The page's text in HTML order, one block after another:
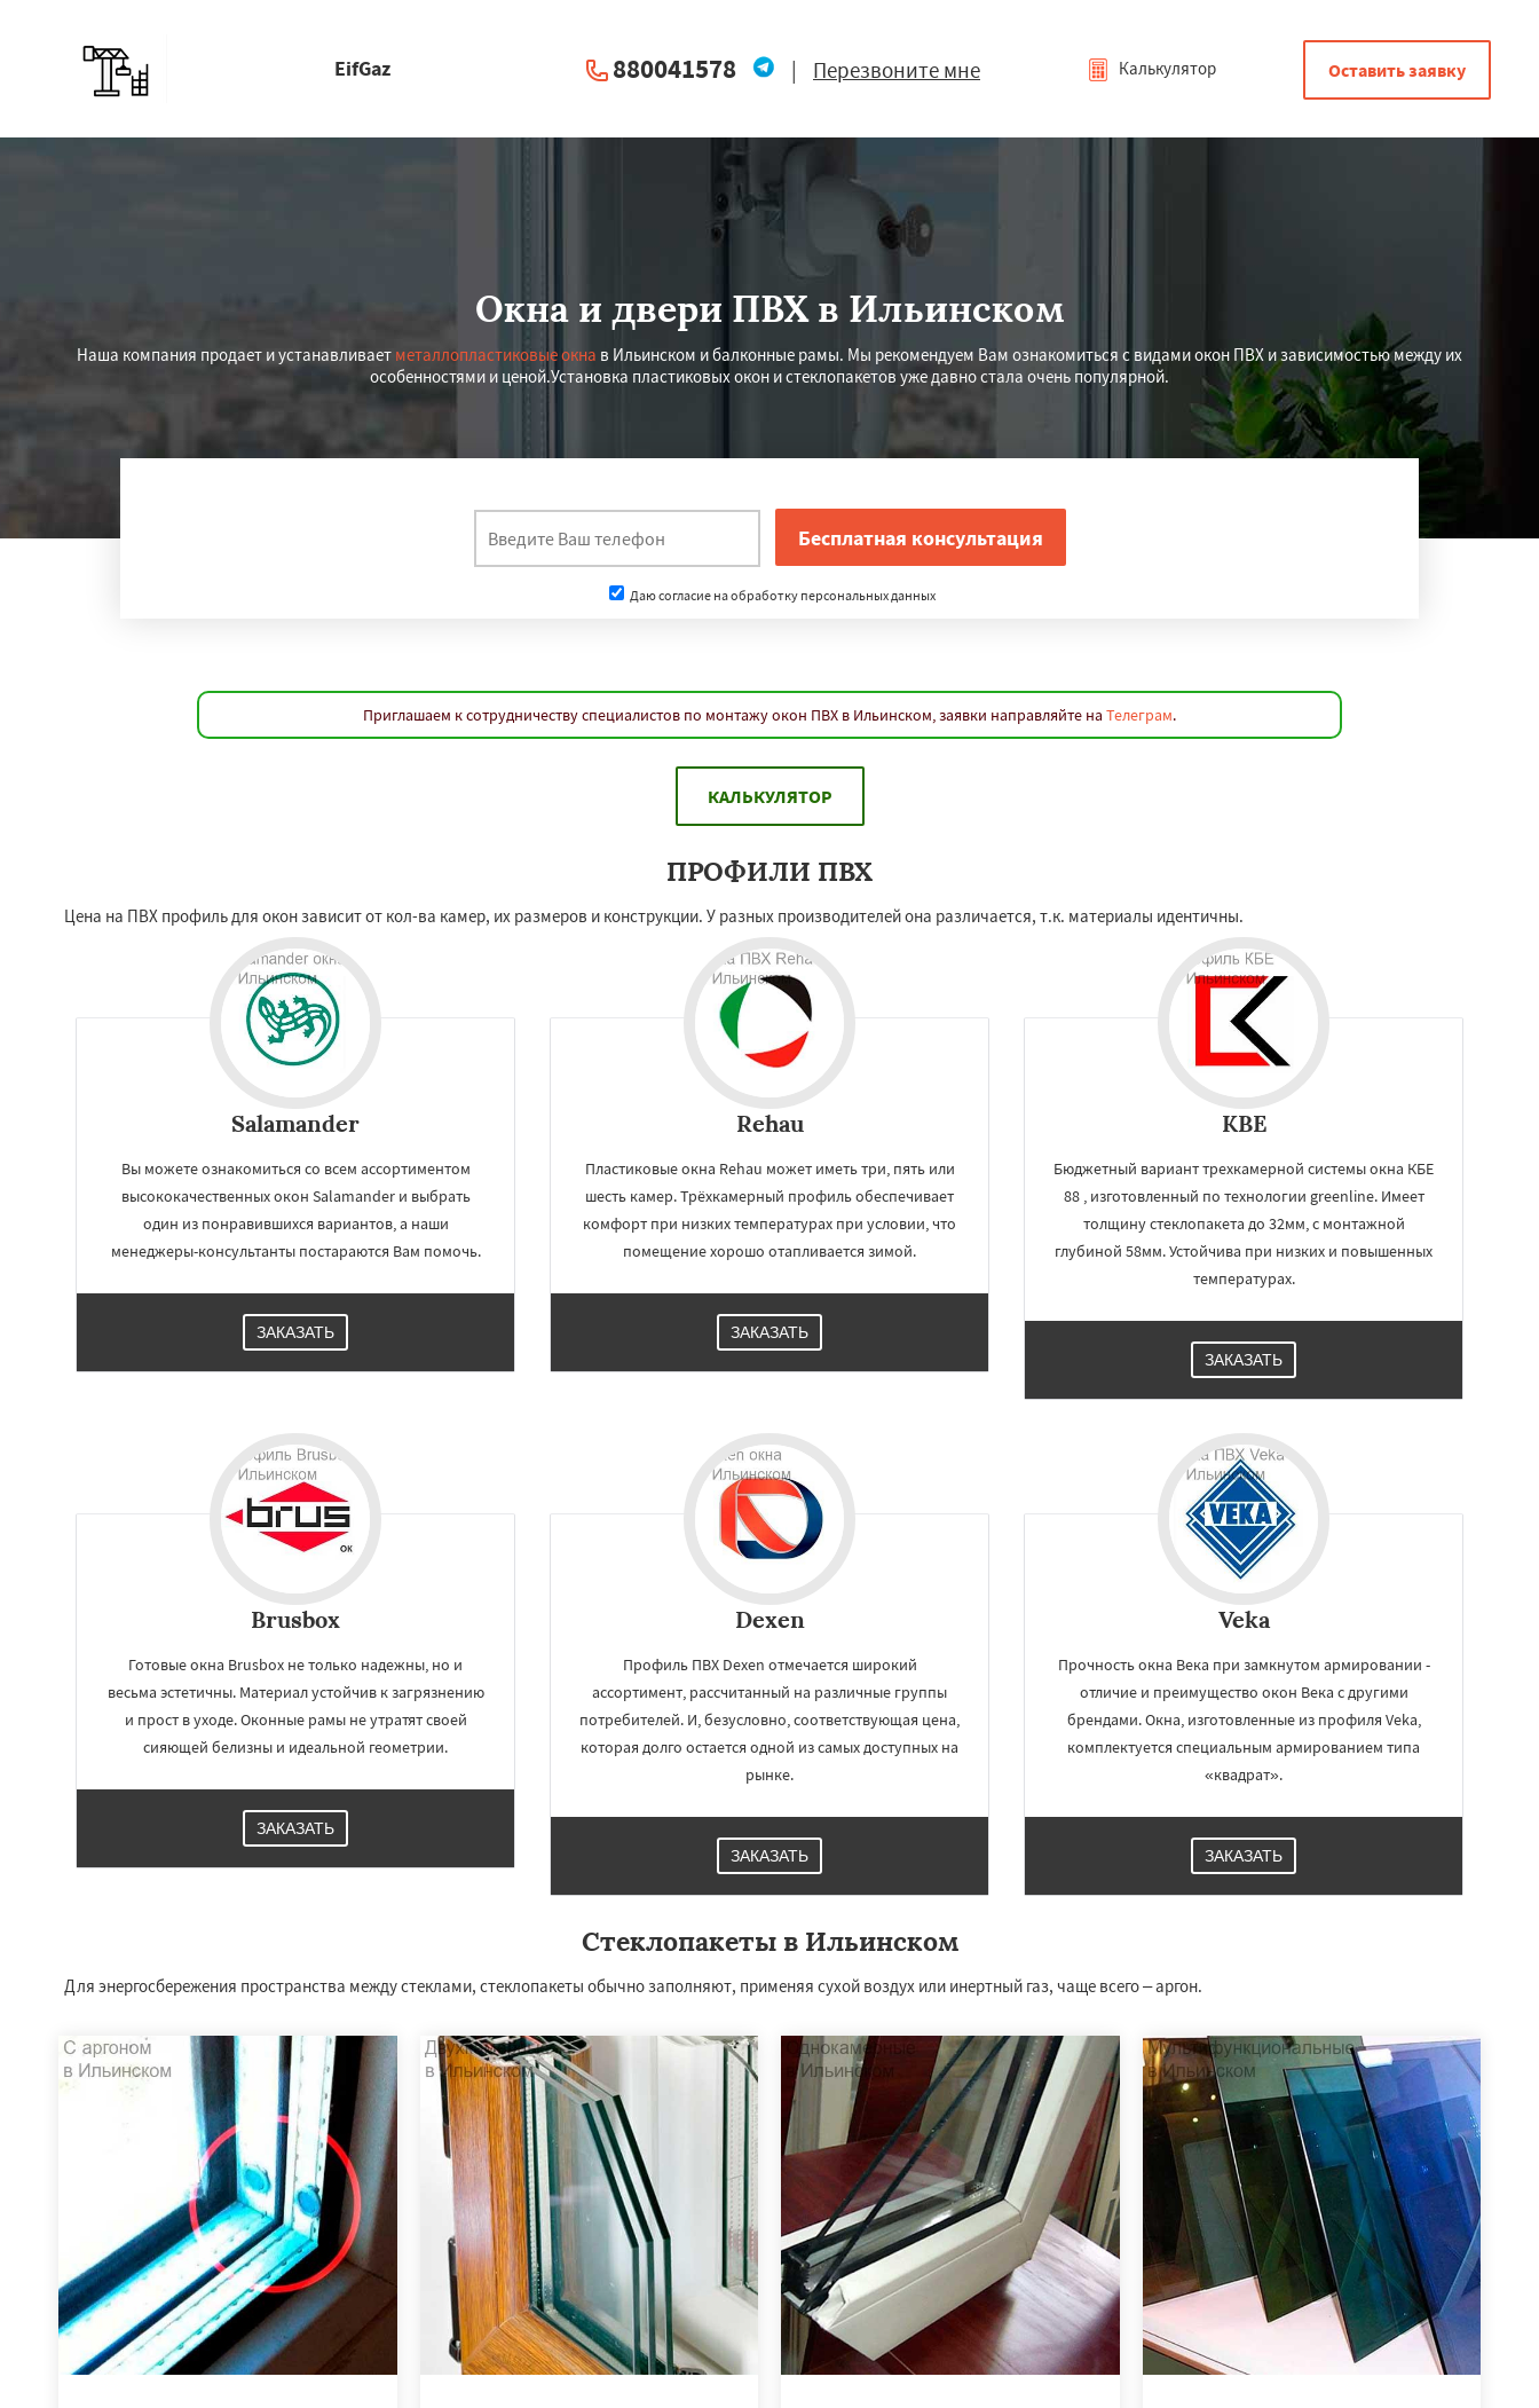
Работаем по
×
Лесной Городок
Лопатино Лотошино Малаховка
Менделеевск
Правдинский Решетниково
Родники
Свердловск Северный Софрино
Томилино Тучково Уваровка
Фосфоритный Фряново
Хорлово
Черкизово Черусти Шаховская
EifGaz 880041578 | Перезвоните мне Калькулятор Оставить заявку
Окна и двери ПВХ в Ильинском
Наша компания продает и устанавливает металлопластиковые окна в Ильинском и балконные рамы. Мы рекомендуем Вам ознакомиться с видами окон ПВХ и зависимостью между их
особенностями и ценой.Установка пластиковых окон и стеклопакетов уже давно стала очень популярной.
Даю согласие на обработку персональных данных
Приглашаем к сотрудничеству специалистов по монтажу окон ПВХ в Ильинском, заявки направляйте на Телеграм.
КАЛЬКУЛЯТОР
ПРОФИЛИ ПВХ
Цена на ПВХ профиль для окон зависит от кол-ва камер, их размеров и конструкции. У разных производителей она различается, т.к. материалы идентичны.
Salamander
Вы можете ознакомиться со всем ассортиментом
высококачественных окон Salamander и выбрать
один из понравившихся вариантов, а наши
менеджеры-консультанты постараются Вам помочь.
ЗАКАЗАТЬ
Rehau
Пластиковые окна Rehau может иметь три, пять или
шесть камер. Трёхкамерный профиль обеспечивает
комфорт при низких температурах при условии, что
помещение хорошо отапливается зимой.
ЗАКАЗАТЬ
KBE
Бюджетный вариант трехкамерной системы окна КБЕ
88 , изготовленный по технологии greenline. Имеет
толщину стеклопакета до 32мм, с монтажной
глубиной 58мм. Устойчива при низких и повышенных
температурах.
ЗАКАЗАТЬ
Brusbox
Готовые окна Brusbox не только надежны, но и
весьма эстетичны. Материал устойчив к загрязнению
и прост в уходе. Оконные рамы не утратят своей
сияющей белизны и идеальной геометрии.
ЗАКАЗАТЬ
Dexen
Профиль ПВХ Dexen отмечается широкий
ассортимент, рассчитанный на различные группы
потребителей. И, безусловно, соответствующая цена,
которая долго остается одной из самых доступных на
рынке.
ЗАКАЗАТЬ
Veka
Прочность окна Века при замкнутом армировании -
отличие и преимущество окон Века с другими
брендами. Окна, изготовленные из профиля Veka,
комплектуется специальным армированием типа
«квадрат».
ЗАКАЗАТЬ
Стеклопакеты в Ильинском
Для энергосбережения пространства между стеклами, стеклопакеты обычно заполняют, применяя сухой воздух или инертный газ, чаще всего – аргон.